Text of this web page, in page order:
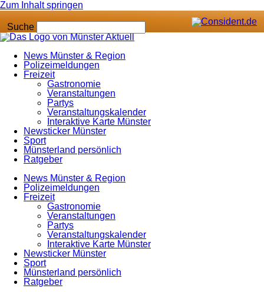
Zum Inhalt springen
Suche
News Münster & Region
Polizeimeldungen
Freizeit
Gastronomie
Veranstaltungen
Partys
Veranstaltungskalender
Interaktive Karte Münster
Newsticker Münster
Sport
Münsterland persönlich
Ratgeber
News Münster & Region
Polizeimeldungen
Freizeit
Gastronomie
Veranstaltungen
Partys
Veranstaltungskalender
Interaktive Karte Münster
Newsticker Münster
Sport
Münsterland persönlich
Ratgeber
Anzeige